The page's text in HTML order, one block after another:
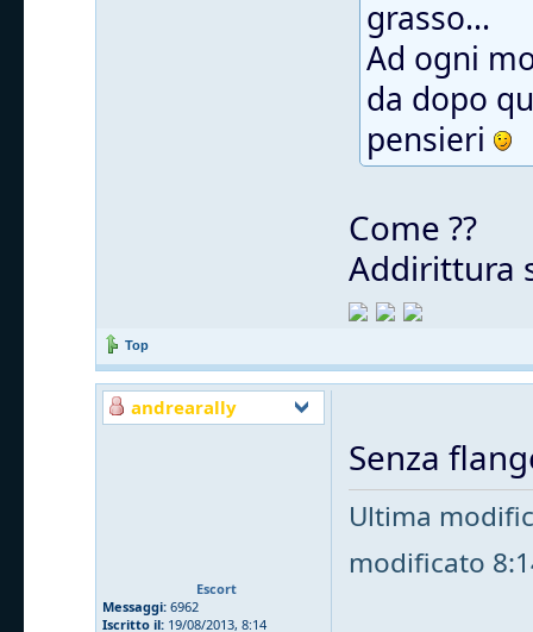
grasso...
Ad ogni
da dopo
pensieri
Come ??
Addirittura
Top
andrearally
Escort
Messaggi: 6962
Iscritto il: 19/08/2013, 8:14
Senza
Ultima
modificato